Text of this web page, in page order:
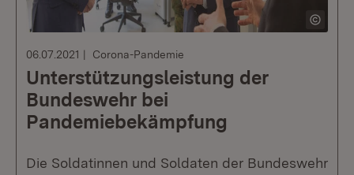
06.07.2021 Corona-Pandemie
Unterstützungsleistung der
Bundeswehr bei
Pandemiebekämpfung
Die Soldatinnen und Soldaten der Bundeswehr